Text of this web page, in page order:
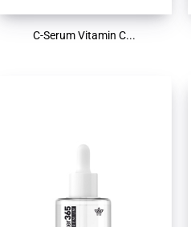
C-Serum Vitamin C...